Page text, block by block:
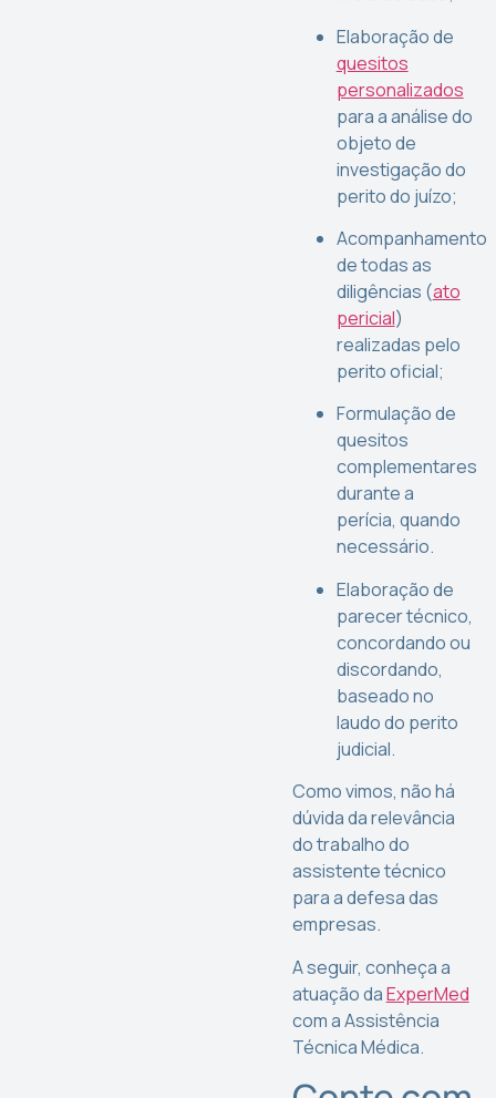
Elaboração de
quesitos
personalizados
para a análise do
objeto de
investigação do
perito do juízo;
Acompanhamento
de todas as
diligências (ato
pericial)
realizadas pelo
perito oficial;
Formulação de
quesitos
complementares
durante a
perícia, quando
necessário.
Elaboração de
parecer técnico,
concordando ou
discordando,
baseado no
laudo do perito
judicial.
Como vimos, não há
dúvida da relevância
do trabalho do
assistente técnico
para a defesa das
empresas.
A seguir, conheça a
atuação daExperMed
com a Assistência
Técnica Médica.